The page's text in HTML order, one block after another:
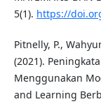
5(1). https://
Pitnelly, P.,
(2021).
Menggunakan
and Learning